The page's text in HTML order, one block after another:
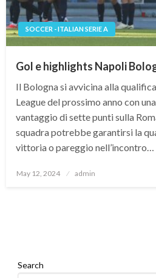
SOCCER - ITALIAN SERIE A
Gol e highlights Napoli
Il Bologna si avvicina alla
League del prossimo anno con
vantaggio di sette punti sulla
squadra potrebbe garantirsi la
vittoria o pareggio nell’incontro…
Posted
May 12, 2024 admin
Search